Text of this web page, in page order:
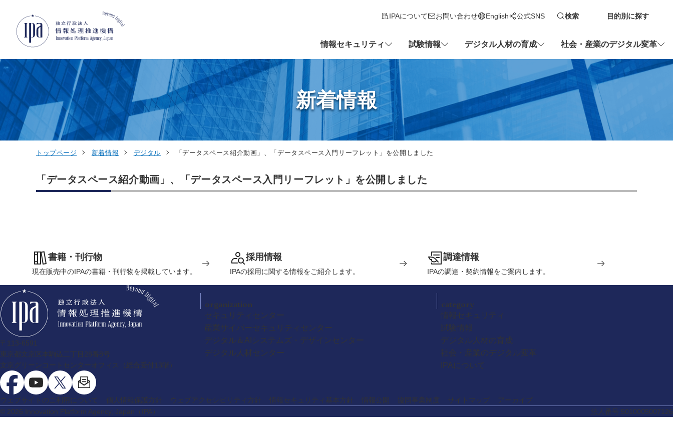
IPAについて
お問い合わせ English
新しいタブで開きます
公式SNS 検索 目的別に探す
情報セキュリティ 試験情報 デジタル人材の育成 社会・産業のデジタル変革
新着情報
トップページ 新着情報 デジタル 「データスペース紹介動画」、「データスペース入門リーフレット」を公開しました
「データスペース紹介動画」、「データスペース入門リーフレット」を公開しました
書籍・刊行物
現在販売中のIPAの書籍・刊行物を掲載しています。
採用情報
IPAの採用に関する情報をご紹介します。
調達情報
IPAの調達・契約情報をご案内します。
〒113-6591
東京都文京区本駒込二丁目28番8号
文京グリーンコートセンターオフィス（総合受付13階）
organization
セキュリティセンター
産業サイバーセキュリティセンター
デジタル＆AIシステムズ・デザインセンター
デジタル人材センター
category
情報セキュリティ
試験情報
デジタル人材の育成
社会・産業のデジタル変革
IPAについて
ウェブサイトのご利用について 個人情報保護方針 ウェブアクセシビリティ方針 情報セキュリティ基本方針 情報公開 協同事業制度 サイトマップ
アーカイブ
© 2026 Innovation Platform Agency, Japan （IPA） 法人番号 5010005007126